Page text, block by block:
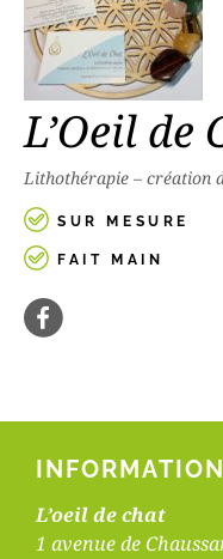
L’Oeil de
Lithothérapie – création
SUR MESURE
FAIT MAIN
L’oeil de chat
1 avenue de